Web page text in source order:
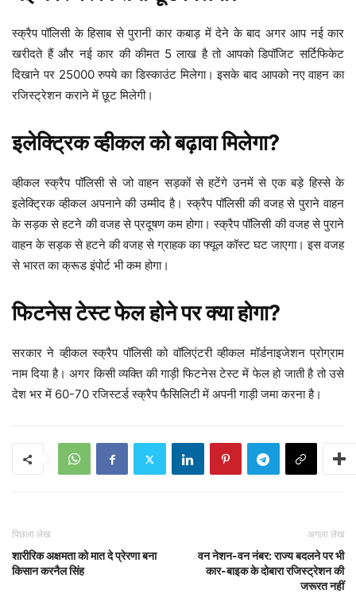
स्क्रैप पॉलिसी के हिसाब से पुरानी कार कबाड़ में देने के बाद अगर आप नई कार
खरीदते हैं और नई कार की कीमत 5 लाख है तो आपको डिपॉजिट सर्टिफिकेट
दिखाने पर 25000 रुपये का डिस्काउंट मिलेगा। इसके बाद आपको नए वाहन का
रजिस्ट्रेशन कराने में छूट मिलेगी।
इलेक्ट्रिक व्हीकल को बढ़ावा मिलेगा?
व्हीकल स्क्रैप पॉलिसी से जो वाहन सड़कों से हटेंगे उनमें से एक बड़े हिस्से के
इलेक्ट्रिक व्हीकल अपनाने की उम्मीद है। स्क्रैप पॉलिसी की वजह से पुराने वाहन
के सड़क से हटने की वजह से प्रदूषण कम होगा। स्क्रैप पॉलिसी की वजह से पुराने
वाहन के सड़क से हटने की वजह से ग्राहक का फ्यूल कॉस्ट घट जाएगा। इस वजह
से भारत का क्रूड इंपोर्ट भी कम होगा।
फिटनेस टेस्ट फेल होने पर क्या होगा?
सरकार ने व्हीकल स्क्रैप पॉलिसी को वॉलिएंटरी व्हीकल मॉर्डनाइजेशन प्रोग्राम
नाम दिया है। अगर किसी व्यक्ति की गाड़ी फिटनेस टेस्ट में फेल हो जाती है तो उसे
देश भर में 60-70 रजिस्टर्ड स्क्रैप फैसिलिटी में अपनी गाड़ी जमा करना है।
पिछला लेख
शारीरिक अक्षमता को मात दे प्रेरणा बना
किसान करनैल सिंह
अगला लेख
वन नेशन-वन नंबर: राज्य बदलने पर भी
कार-बाइक के दोबारा रजिस्ट्रेशन की
जरूरत नहीं